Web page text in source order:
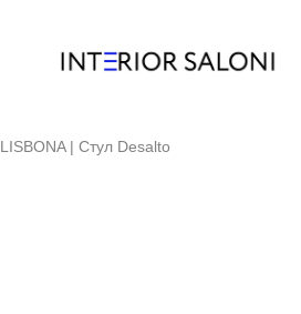
LISBONA | Стул Desalto